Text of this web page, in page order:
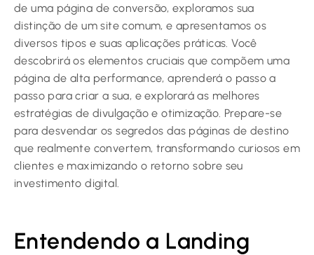
de uma página de conversão, exploramos sua
distinção de um site comum, e apresentamos os
diversos tipos e suas aplicações práticas. Você
descobrirá os elementos cruciais que compõem uma
página de alta performance, aprenderá o passo a
passo para criar a sua, e explorará as melhores
estratégias de divulgação e otimização. Prepare-se
para desvendar os segredos das páginas de destino
que realmente convertem, transformando curiosos em
clientes e maximizando o retorno sobre seu
investimento digital.
Entendendo a Landing